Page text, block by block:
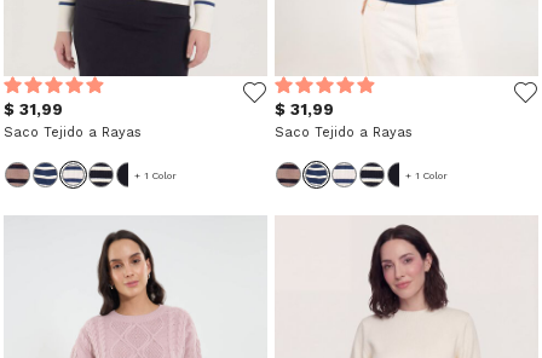
$ 31,99
Saco Tejido a Rayas
+ 1 Color
$ 31,99
Saco Tejido a Rayas
+ 1 Color